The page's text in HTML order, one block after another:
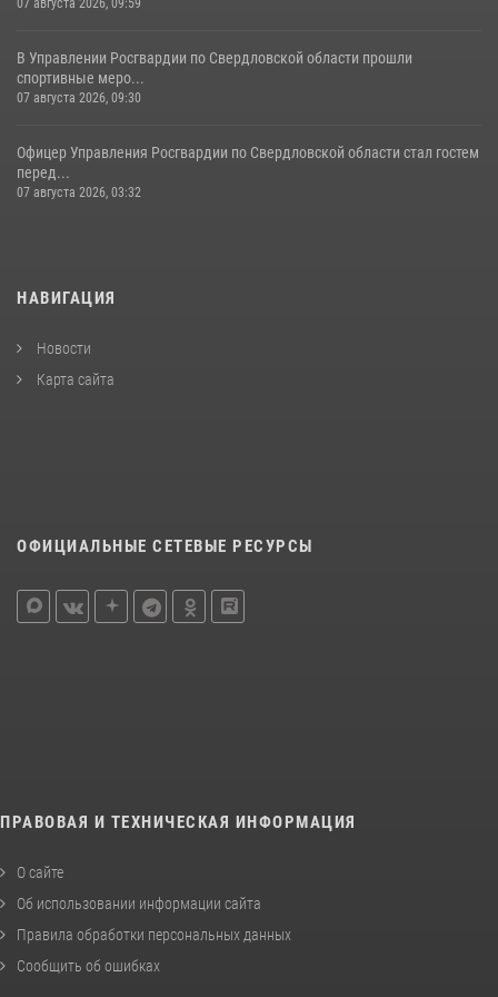
В Управлении Росгвардии по Свердловской области прошли
спортивные меро...
07 августа 2026, 09:30
Офицер Управления Росгвардии по Свердловской области стал гостем
перед...
07 августа 2026, 03:32
НАВИГАЦИЯ
Новости
Карта сайта
ОФИЦИАЛЬНЫЕ СЕТЕВЫЕ РЕСУРСЫ
ПРАВОВАЯ И ТЕХНИЧЕСКАЯ ИНФОРМАЦИЯ
О сайте
Об использовании информации сайта
Правила обработки персональных данных
Сообщить об ошибках